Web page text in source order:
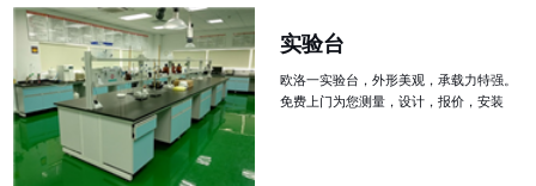
实验台
欧洛一实验台，外形美观，承载力特强。
免费上门为您测量，设计，报价，安装